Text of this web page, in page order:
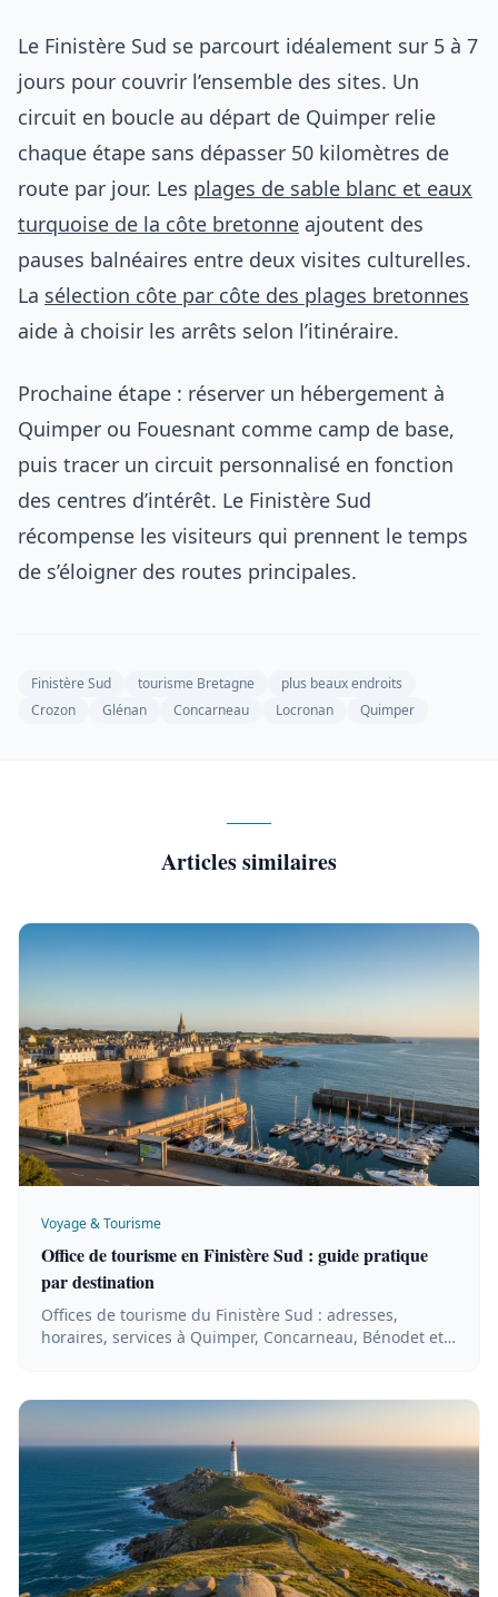
Le Finistère Sud se parcourt idéalement sur 5 à 7
jours pour couvrir l’ensemble des sites. Un
circuit en boucle au départ de Quimper relie
chaque étape sans dépasser 50 kilomètres de
route par jour. Les plages de sable blanc et eaux
turquoise de la côte bretonne ajoutent des
pauses balnéaires entre deux visites culturelles.
La sélection côte par côte des plages bretonnes
aide à choisir les arrêts selon l’itinéraire.
Prochaine étape : réserver un hébergement à
Quimper ou Fouesnant comme camp de base,
puis tracer un circuit personnalisé en fonction
des centres d’intérêt. Le Finistère Sud
récompense les visiteurs qui prennent le temps
de s’éloigner des routes principales.
Finistère Sud tourisme Bretagne
plus beaux endroits
Crozon
Glénan Concarneau Locronan Quimper
Articles similaires
Voyage & Tourisme
Office de tourisme en Finistère Sud : guide pratique
par destination
Offices de tourisme du Finistère Sud : adresses,
horaires, services à Quimper, Concarneau, Bénodet et